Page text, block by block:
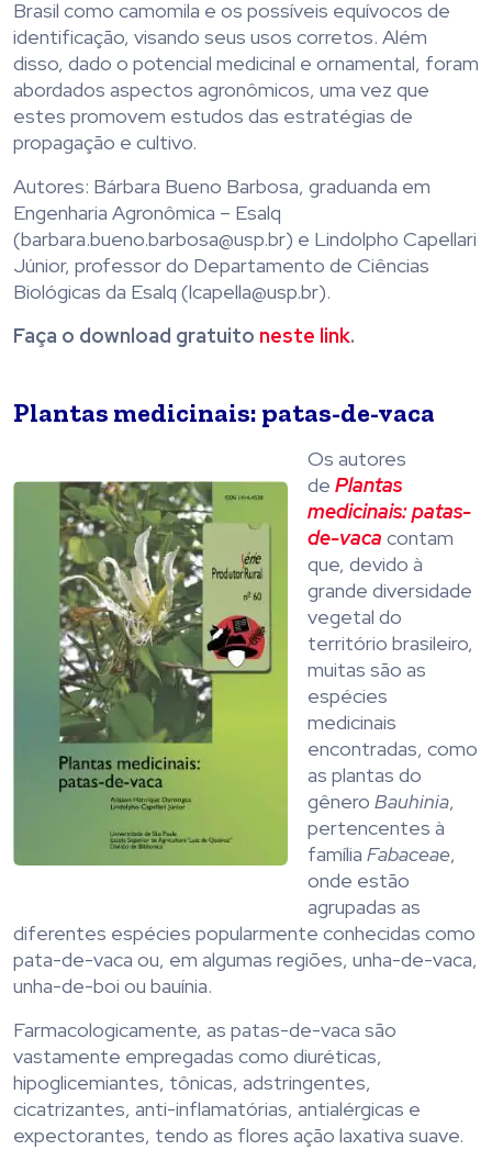
Brasil como camomila e os possíveis equívocos de
identificação, visando seus usos corretos. Além
disso, dado o potencial medicinal e ornamental, foram
abordados aspectos agronômicos, uma vez que
estes promovem estudos das estratégias de
propagação e cultivo.
Autores: Bárbara Bueno Barbosa, graduanda em
Engenharia Agronômica – Esalq
(barbara.bueno.barbosa@usp.br) e Lindolpho Capellari
Júnior, professor do Departamento de Ciências
Biológicas da Esalq (lcapella@usp.br).
Faça o download gratuito neste link.
Plantas medicinais: patas-de-vaca
Os autores
de Plantas
medicinais: patas-
de-vaca contam
que, devido à
grande diversidade
vegetal do
território brasileiro,
muitas são as
espécies
medicinais
encontradas, como
as plantas do
gênero Bauhinia,
pertencentes à
família Fabaceae,
onde estão
agrupadas as
diferentes espécies popularmente conhecidas como
pata-de-vaca ou, em algumas regiões, unha-de-vaca,
unha-de-boi ou bauínia.
Farmacologicamente, as patas-de-vaca são
vastamente empregadas como diuréticas,
hipoglicemiantes, tônicas, adstringentes,
cicatrizantes, anti-inflamatórias, antialérgicas e
expectorantes, tendo as flores ação laxativa suave.